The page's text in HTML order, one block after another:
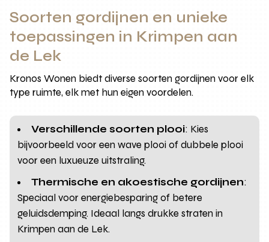
Soorten gordijnen en unieke
toepassingen in Krimpen aan
de Lek
Kronos Wonen biedt diverse soorten gordijnen voor elk
type ruimte, elk met hun eigen voordelen.
Verschillende soorten plooi: Kies
bijvoorbeeld voor een wave plooi of dubbele plooi
voor een luxueuze uitstraling.
Thermische en akoestische gordijnen:
Speciaal voor energiebesparing of betere
geluidsdemping. Ideaal langs drukke straten in
Krimpen aan de Lek.